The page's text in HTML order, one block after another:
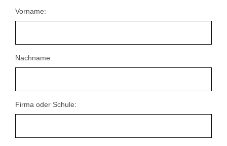
Vorname:
Nachname:
Firma oder Schule: